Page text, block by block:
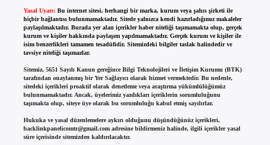
Yasal Uyarı: Bu internet sitesi, herhangi bir marka, kurum veya şahıs şirketi ile
hiçbir bağlantısı bulunmamaktadır. Sitede yalnızca kendi hazırladığımız makaleler
paylaşılmaktadır. Burada yer alan içerikler haber niteliği taşımamakta olup, gerçek
kurum ve kişiler hakkında paylaşım yapılmamaktadır. Gerçek kurum ve kişiler ile
isim benzerlikleri tamamen tesadüfidir. Sitemizdeki bilgiler taslak halindedir ve
tavsiye niteliği taşımazlar.
Sitemiz, 5651 Sayılı Kanun gereğince Bilgi Teknolojileri ve İletişim Kurumu (BTK)
tarafından onaylanmış bir Yer Sağlayıcı olarak hizmet vermektedir. Bu nedenle,
sitedeki içerikleri proaktif olarak denetleme veya araştırma yükümlülüğümüz
bulunmamaktadır. Ancak, üyelerimiz yazdıkları içeriklerin sorumluluğunu
taşımakta olup, siteye üye olarak bu sorumluluğu kabul etmiş sayılırlar.
Hukuka ve yasal düzenlemelere aykırı olduğunu düşündüğünüz içerikleri,
backlinkpanelicomtr@gmail.comadresine bildirmeniz halinde, ilgili içerikler yasal
süre içerisinde sitemizden kaldırılacaktır.